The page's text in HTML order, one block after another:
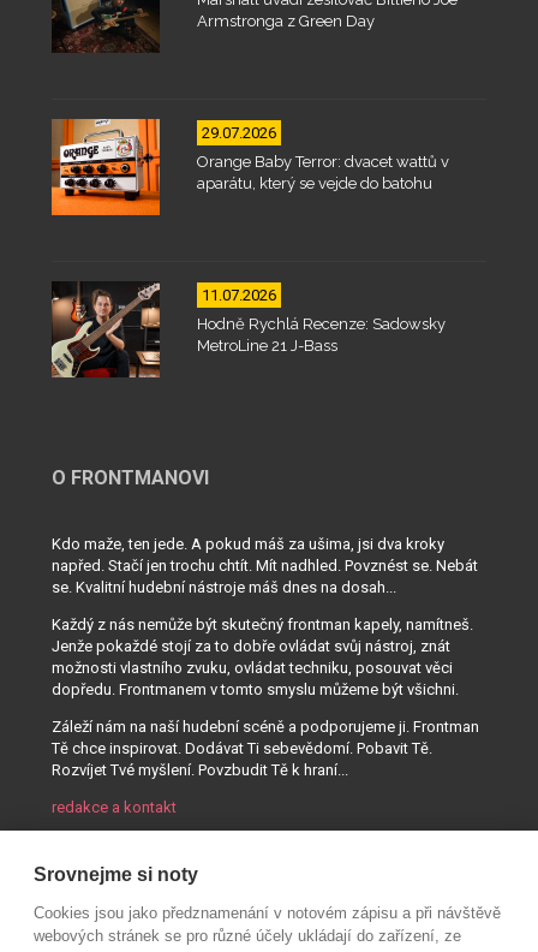
Armstronga z Green Day
29.07.2026
Orange Baby Terror: dvacet wattů v
aparátu, který se vejde do batohu
11.07.2026
Hodně Rychlá Recenze: Sadowsky
MetroLine 21 J-Bass
O FRONTMANOVI
Kdo maže, ten jede. A pokud máš za ušima, jsi dva kroky
napřed. Stačí jen trochu chtít. Mít nadhled. Povznést se. Nebát
se. Kvalitní hudební nástroje máš dnes na dosah...
Každý z nás nemůže být skutečný frontman kapely, namítneš.
Jenže pokaždé stojí za to dobře ovládat svůj nástroj, znát
možnosti vlastního zvuku, ovládat techniku, posouvat věci
dopředu. Frontmanem v tomto smyslu můžeme být všichni.
Záleží nám na naší hudební scéně a podporujeme ji. Frontman
Tě chce inspirovat. Dodávat Ti sebevědomí. Pobavit Tě.
Rozvíjet Tvé myšlení. Povzbudit Tě k hraní...
redakce a kontakt
Srovnejme si noty
Cookies jsou jako předznamenání v notovém zápisu a při návštěvě
webových stránek se pro různé účely ukládají do zařízení, ze